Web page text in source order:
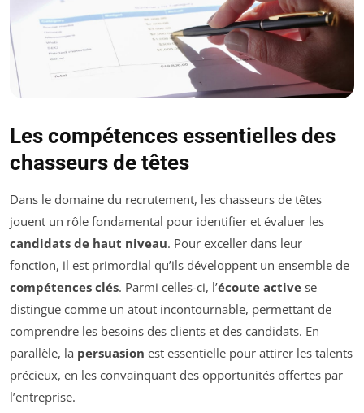
Les compétences essentielles des
chasseurs de têtes
Dans le domaine du recrutement, les chasseurs de têtes
jouent un rôle fondamental pour identifier et évaluer les
candidats de haut niveau. Pour exceller dans leur
fonction, il est primordial qu’ils développent un ensemble de
compétences clés. Parmi celles-ci, l’écoute active se
distingue comme un atout incontournable, permettant de
comprendre les besoins des clients et des candidats. En
parallèle, la persuasion est essentielle pour attirer les talents
précieux, en les convainquant des opportunités offertes par
l’entreprise.